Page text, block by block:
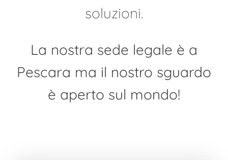
soluzioni.
La nostra sede legale è a
Pescara ma il nostro sguardo
è aperto sul mondo!